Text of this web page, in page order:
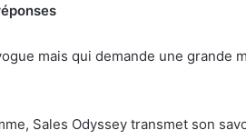
mais qui demande une grande
Sales Odyssey transmet son